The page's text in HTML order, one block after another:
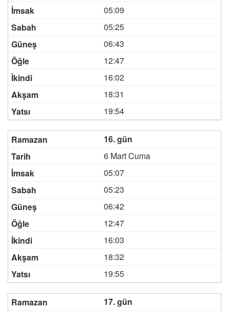
05:09
05:25
06:43
12:47
16:02
18:31
19:54
16. gün
6 Mart Cuma
05:07
05:23
06:42
12:47
16:03
18:32
19:55
17. gün